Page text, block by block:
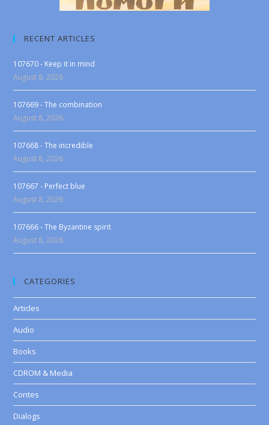
RECENT ARTICLES
107670 - Keep it in mind
August 8, 2026
107669 - The combination
August 8, 2026
107668 - The incredible
August 8, 2026
107667 - Perfect blue
August 8, 2026
107666 - The Byzantine spirit
August 8, 2026
CATEGORIES
Articles
Audio
Books
CDROM & Media
Contes
Dialogs